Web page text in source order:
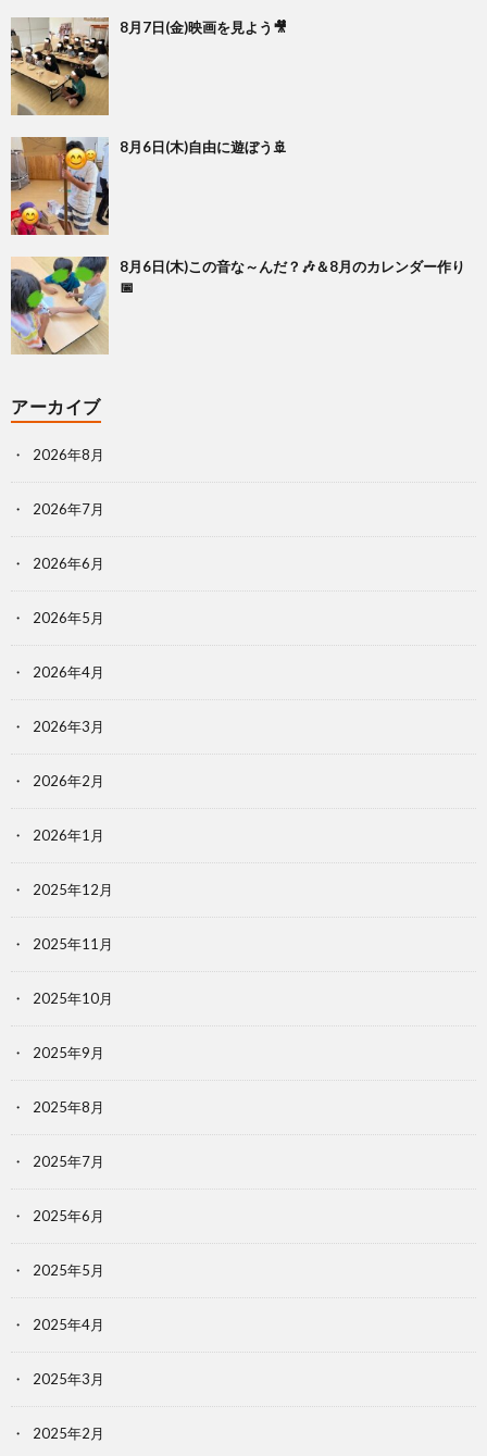
8月7日(金)映画を見よう🎥
8月6日(木)自由に遊ぼう🚢
8月6日(木)この音な～んだ？🎶＆8月のカレンダー作り
📅
アーカイブ
2026年8月
2026年7月
2026年6月
2026年5月
2026年4月
2026年3月
2026年2月
2026年1月
2025年12月
2025年11月
2025年10月
2025年9月
2025年8月
2025年7月
2025年6月
2025年5月
2025年4月
2025年3月
2025年2月